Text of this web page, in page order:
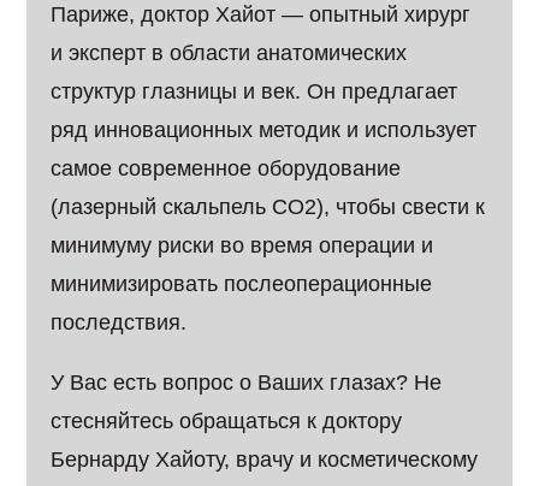
Париже, доктор Хайот — опытный хирург
и эксперт в области анатомических
структур глазницы и век. Он предлагает
ряд инновационных методик и использует
самое современное оборудование
(лазерный скальпель CO2), чтобы свести к
минимуму риски во время операции и
минимизировать послеоперационные
последствия.
У Вас есть вопрос о Ваших глазах? Не
стесняйтесь обращаться к доктору
Бернарду Хайоту, врачу и косметическому